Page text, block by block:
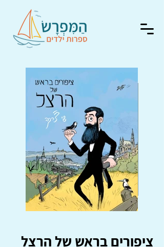
ציפורים בראש של הרצל